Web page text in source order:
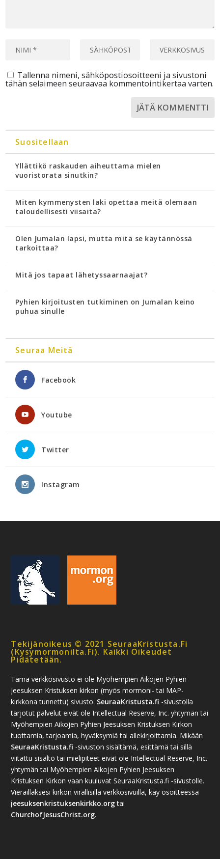
Tallenna nimeni, sähköpostiosoitteeni ja sivustoni
tähän selaimeen seuraavaa kommentointikertaa varten.
Suositellaan
Yllättikö raskauden aiheuttama mielen
vuoristorata sinutkin?
Miten kymmenysten laki opettaa meitä olemaan
taloudellisesti viisaita?
Olen Jumalan lapsi, mutta mitä se käytännössä
tarkoittaa?
Mitä jos tapaat lähetyssaarnaajat?
Pyhien kirjoitusten tutkiminen on Jumalan keino
puhua sinulle
Seuraa Meitä
Facebook
Youtube
Twitter
Instagram
Tekijänoikeus © 2021 SeuraaKristusta.fi
(kysymormonilta.fi). Kaikki Oikeudet
Pidätetään.
Tämä verkkosivusto ei ole Myöhempien Aikojen Pyhien
Jeesuksen Kristuksen kirkon (myös mormoni- tai MAP-
kirkkona tunnettu) sivusto. SeuraaKristusta.fi -sivustolla
tarjotut palvelut eivät ole Intellectual Reserve, Inc. yhtymän tai
Myöhempien Aikojen Pyhien Jeesuksen Kristuksen Kirkon
tuottamia, tarjoamia, hyväksymiä tai allekirjoittamia. Mikään
SeuraaKristusta.fi -sivuston sisältämä, esittämä tai sillä
viitattu sisältö tai mielipiteet eivät ole Intellectual Reserve, Inc.
yhtymän tai Myöhempien Aikojen Pyhien Jeesuksen
Kristuksen Kirkon vaan kuuluvat SeuraaKristusta.fi -sivustolle.
Vieraillaksesi kirkon virallisilla verkkosivuilla, käy osoitteessa
jeesuksenkristuksenkirkko.orgtai
ChurchofJesusChrist.org.